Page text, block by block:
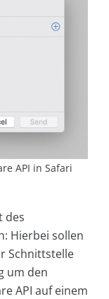
API in Safari
des
Hierbei sollen
Schnittstelle
um den
API auf einem